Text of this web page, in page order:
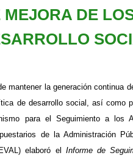
MEJORA DE
mantener la generación continua
de desarrollo social, así como
para el Seguimiento a los
de la Administración
elaboró el
Informe de